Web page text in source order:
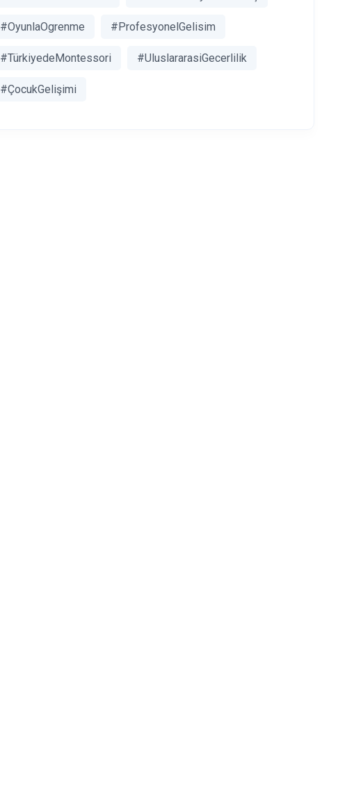
#OyunlaOgrenme #ProfesyonelGelisim
#TürkiyedeMontessori #UluslararasiGecerlilik
#ÇocukGelişimi